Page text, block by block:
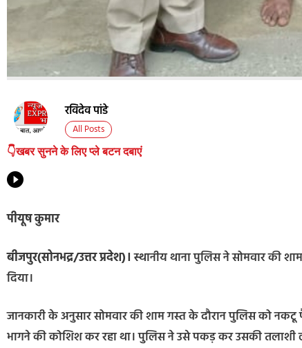
रविदेव पांडे
All Posts
👇खबर सुनने के लिए प्ले बटन दबाएं
पीयूष कुमार
बीजपुर(सोनभद्र/उत्तर प्रदेश)।स्थानीय थाना पुलिस ने सोमवार की
दिया।
जानकारी के अनुसार सोमवार की शाम गस्त के दौरान पुलिस को
भागने की कोशिश कर रहा था। पुलिस ने उसे पकड़ कर उसकी तलाशी